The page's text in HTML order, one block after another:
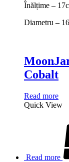
Înălțime –
Diametru –
Cobalt
Read more
Quick View
Read more